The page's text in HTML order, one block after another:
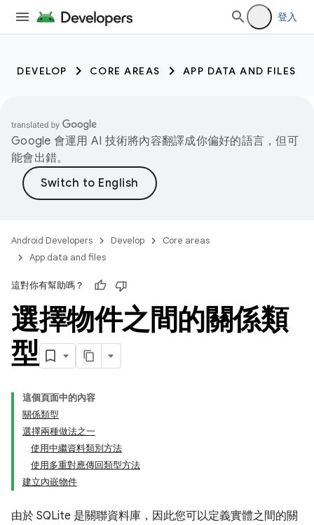
登入
DEVELOP CORE AREAS APP DATA AND FILES
Google 會運用 AI 技術將內容翻譯成你偏好的語言，但可
能會出錯。
Android Developers Develop
Core areas
App data and files
這對你有幫助嗎？
選擇物件之間的關係類
型
這個頁面中的內容
關係類型
選擇兩種做法之一
使用中繼資料類別方法
使用多重對應傳回類型方法
建立內嵌物件
由於 SQLite 是關聯資料庫，因此您可以定義實體之間的關